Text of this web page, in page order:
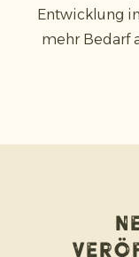
Entwicklung
mehr Bedarf